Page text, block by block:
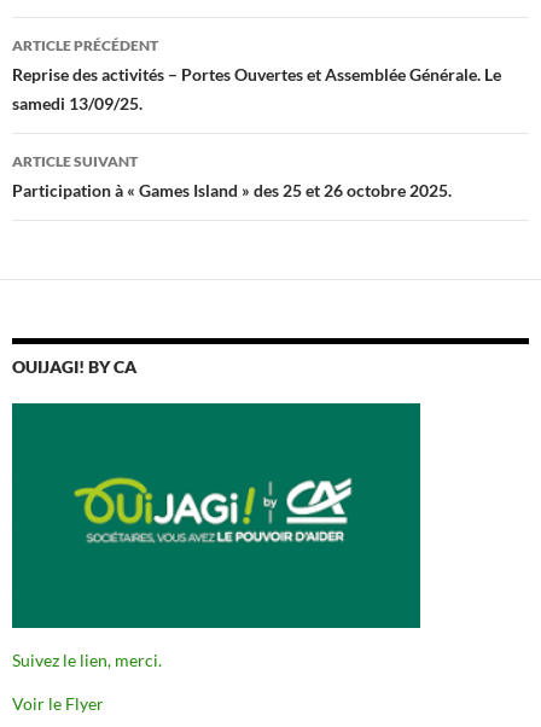
Navigation
des
articles
ARTICLE PRÉCÉDENT
Reprise des activités – Portes Ouvertes et Assemblée Générale. Le
samedi 13/09/25.
ARTICLE SUIVANT
Participation à « Games Island » des 25 et 26 octobre 2025.
OUIJAGI! BY CA
Suivez le lien, merci.
Voir le Flyer